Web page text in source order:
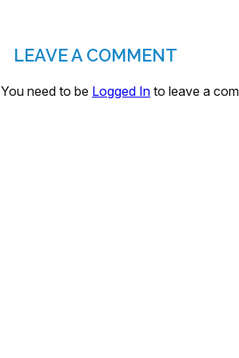
LEAVE A COMMENT
You need to be Logged In to leave a